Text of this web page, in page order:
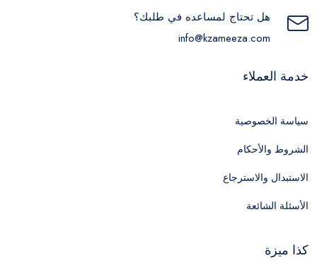
هل تحتاج لمساعده في طلبك؟
info@kzameeza.com
خدمة العملاء
سياسة الخصوصية
الشروط والأحكام
الاستبدال والاسترجاع
الأسئلة الشائعة
كذا ميزة